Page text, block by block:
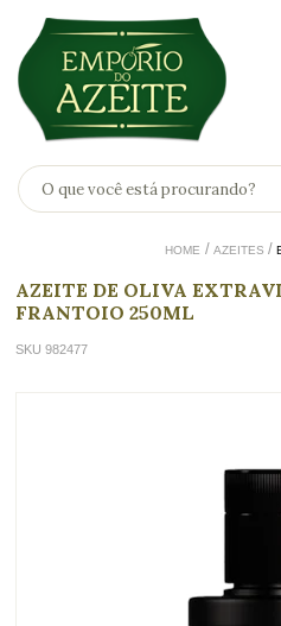
HOME AZEITES
AZEITE DE OLIVA
FRANTOIO 250ML
SKU 982477